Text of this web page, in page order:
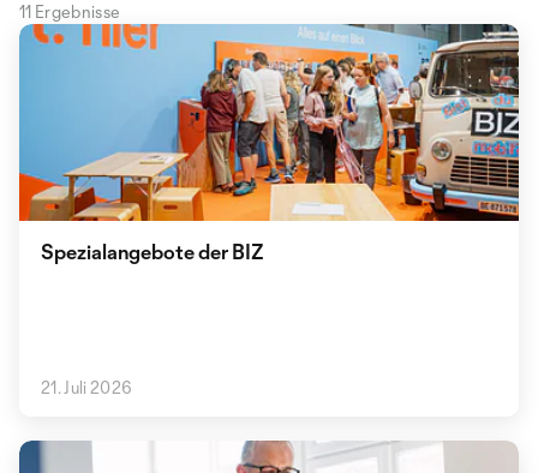
11 Ergebnisse
Spezialangebote der BIZ
21. Juli 2026